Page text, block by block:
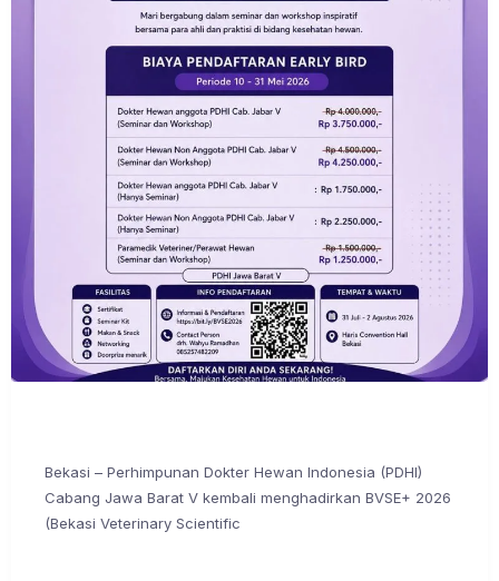
Bekasi – Perhimpunan Dokter Hewan Indonesia (PDHI)
Cabang Jawa Barat V kembali menghadirkan BVSE+ 2026
(Bekasi Veterinary Scientific